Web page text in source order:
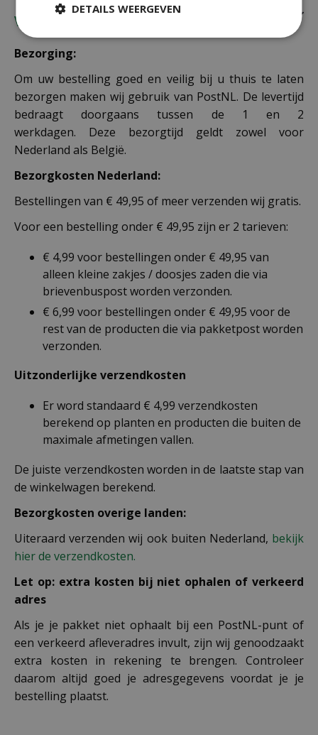
Verzending
Bezorging:
Om uw bestelling goed en veilig bij u thuis te laten
bezorgen maken wij gebruik van PostNL. De levertijd
bedraagt doorgaans tussen de 1 en 2
werkdagen. Deze bezorgtijd geldt zowel voor
Nederland als België.
Bezorgkosten Nederland:
Bestellingen van € 49,95 of meer verzenden wij gratis.
Voor een bestelling onder € 49,95 zijn er 2 tarieven:
€ 4,99 voor bestellingen onder € 49,95 van
alleen kleine zakjes / doosjes zaden die via
brievenbuspost worden verzonden.
€ 6,99 voor bestellingen onder € 49,95 voor de
rest van de producten die via pakketpost worden
verzonden.
Uitzonderlijke verzendkosten
Er word standaard € 4,99 verzendkosten
berekend op planten en producten die buiten de
maximale afmetingen vallen.
De juiste verzendkosten worden in de laatste stap van
de winkelwagen berekend.
Bezorgkosten overige landen:
Uiteraard verzenden wij ook buiten Nederland, bekijk
hier de verzendkosten.
Let op: extra kosten bij niet ophalen of verkeerd
adres
Als je je pakket niet ophaalt bij een PostNL-punt of
een verkeerd afleveradres invult, zijn wij genoodzaakt
extra kosten in rekening te brengen. Controleer
daarom altijd goed je adresgegevens voordat je je
bestelling plaatst.
DETAILS WEERGEVEN